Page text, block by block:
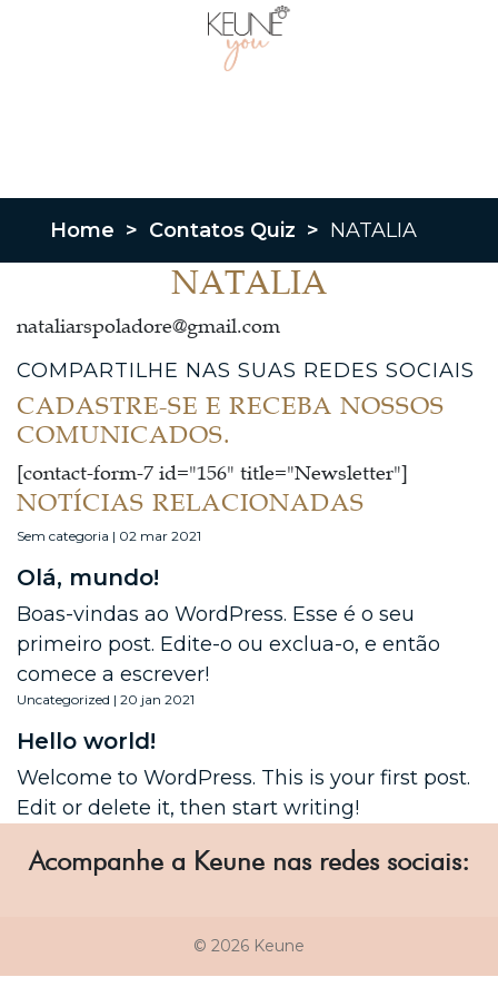
Home > Contatos Quiz > NATALIA
NATALIA
nataliarspoladore@gmail.com
COMPARTILHE NAS SUAS REDES SOCIAIS
CADASTRE-SE E RECEBA NOSSOS
COMUNICADOS.
[contact-form-7 id="156" title="Newsletter"]
NOTÍCIAS RELACIONADAS
Sem categoria | 02 mar 2021
Olá, mundo!
Boas-vindas ao WordPress. Esse é o seu
primeiro post. Edite-o ou exclua-o, e então
comece a escrever!
Uncategorized | 20 jan 2021
Hello world!
Welcome to WordPress. This is your first post.
Edit or delete it, then start writing!
Acompanhe a Keune nas redes sociais:
© 2026 Keune